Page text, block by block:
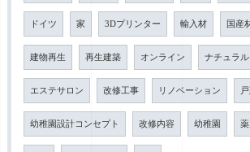
ドイツ 家 3Dプリンター 輸入材 国産
建物再生 再生建築 オンライン ナチュラル
エステサロン 改修工事 リノベーション
幼稚園設計コンセプト 改修内容 幼稚園 薬